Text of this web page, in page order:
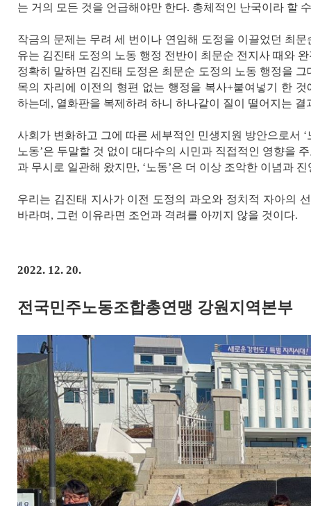
는 거의 모든 것을 언급해야만 한다. 총체적인 난국이라 할
작금의 문제는 무려 세 번이나 연임해 도정을 이끌었던 최
유는 김진태 도정의 노동 행정 전반이 최문순 전지사 때와
정확히 말하면 김진태 도정은 최문순 도정의 노동 행정을
목의 자리에 이전의 형편 없는 행정을 복사+붙여넣기 한 것
하는데 , 열화판을 복제하려 하니 하나같이 질이 떨어지는 결
사회가 변화하고 그에 따른 세부적인 민생지원 방안으로서 ‘
노동’은 두말할 것 없이 대다수의 시민과 직접적인 영향을
과 무시로 일관해 왔지만, ‘ 노동’은 더 이상 조악한 이념과
우리는 김진태 지사가 이전 도정의 과오와 정치적 자아의
바라며 , 그런 이유라면 조언과 격려를 아끼지 않을 것이다.
2022. 12. 20.
전국민주노동조합총연맹 강원지역본부